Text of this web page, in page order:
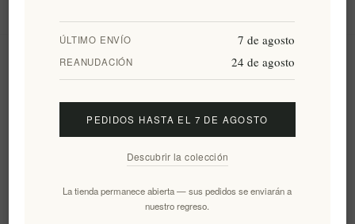
Suscribirse Desuscribirse
ÚLTIMO ENVÍO 7 de agosto
REANUDACIÓN 24 de agosto
PEDIDOS HASTA EL 7 DE AGOSTO
Descubrir la colección
La tienda permanece abierta — sus pedidos se enviarán a
nuestro regreso.